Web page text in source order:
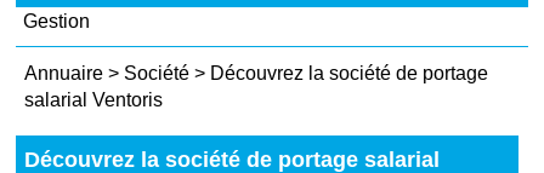
Gestion
Annuaire > Société > Découvrez la société de portage
salarial Ventoris
Découvrez la société de portage salarial